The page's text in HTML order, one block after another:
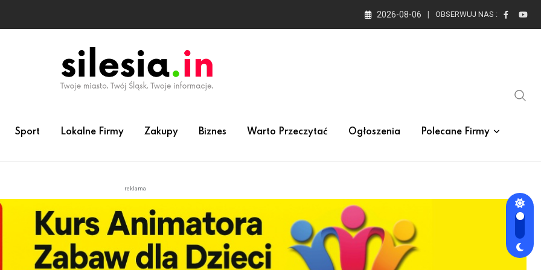
2026-08-06 OBSERWUJ NAS :
Sport Lokalne Firmy Zakupy Biznes Warto Przeczytać Ogłoszenia Polecane Firmy
reklama